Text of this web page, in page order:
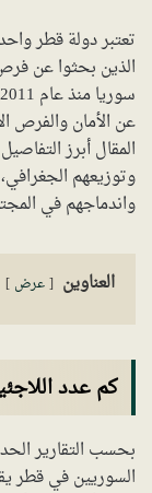
تعتبر دولة قطر
الذين بحثوا عن
عن الأمان والفرص
المقال أبرز
وتوزيعهم
واندماجهم في
العناوين عرض
كم عدد
بحسب التقارير